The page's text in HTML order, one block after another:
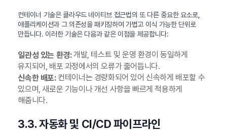
컨테이너 기술은 클라우드 네이티브 접근법의 또 다른 중요한 요소로,
애플리케이션과 그 의존성을 패키징하여 가볍고 이식 가능한 단위로
만듭니다. 이러한 기술은 다음과 같은 이점을 제공합니다:
일관성 있는 환경:개발, 테스트 및 운영 환경이 동일하게
유지되어, 배포 과정에서의 오류가 줄어듭니다.
신속한 배포:컨테이너는 경량화되어 있어 신속하게 배포할 수
있으며, 새로운 기능이나 개선 사항을 빠르게 적용하게
해줍니다.
3.3. 자동화 및 CI/CD 파이프라인